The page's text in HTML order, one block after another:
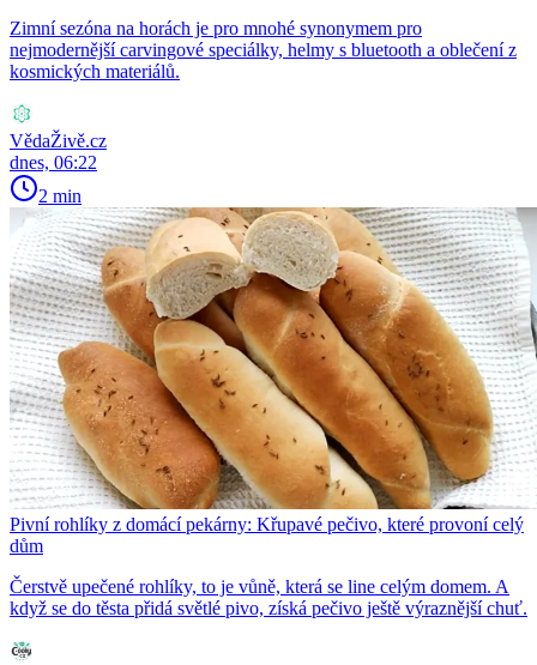
Zimní sezóna na horách je pro mnohé synonymem pro
nejmodernější carvingové speciálky, helmy s bluetooth a oblečení z
kosmických materiálů.
VědaŽivě.cz
dnes, 06:22
2 min
Pivní rohlíky z domácí pekárny: Křupavé pečivo, které provoní celý
dům
Čerstvě upečené rohlíky, to je vůně, která se line celým domem. A
když se do těsta přidá světlé pivo, získá pečivo ještě výraznější chuť.